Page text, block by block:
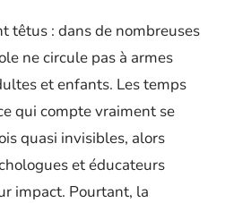
têtus : dans de nombreuses
ne circule pas à armes
et enfants. Les temps
qui compte vraiment se
quasi invisibles, alors
et éducateurs
impact. Pourtant, la